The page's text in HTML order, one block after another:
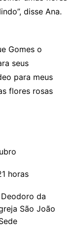
disse Ana.
Gomes o
seus
para meus
flores rosas
horas
da
São João